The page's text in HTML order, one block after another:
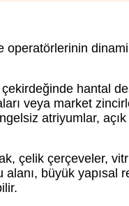
hantal
veya market
atriyumlar,
çelik çerçeveler,
alanı, büyük